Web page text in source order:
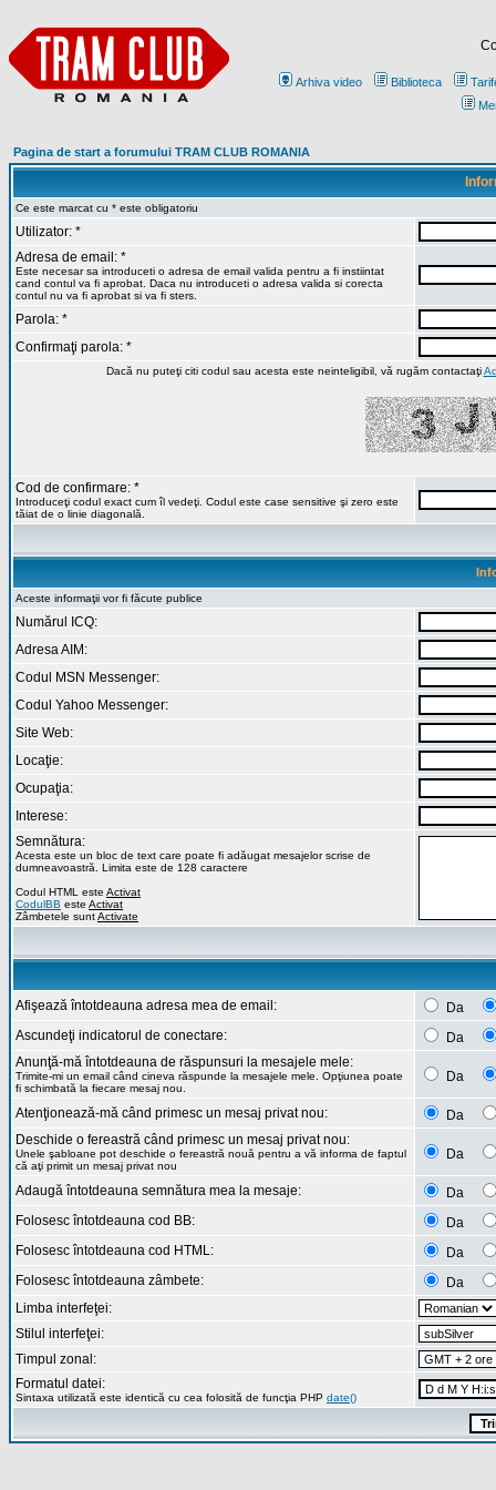
Arhiva video Biblioteca
Pagina de start a forumului TRAM CLUB ROMANIA
Ce este marcat cu * este obligatoriu
Utilizator: *
Adresa de email: *
Este necesar sa introduceti o adresa de email valida pentru a fi instiintat
cand contul va fi aprobat. Daca nu introduceti o adresa valida si corecta
contul nu va fi aprobat si va fi sters.
Parola: *
Confirmaţi parola: *
Dacă nu puteţi citi codul sau acesta este neinteligibil, vă rugăm contactaţi
Cod de confirmare: *
Introduceţi codul exact cum îl vedeţi. Codul este case sensitive şi zero este
tăiat de o linie diagonală.
Aceste informaţii vor fi făcute publice
Numărul ICQ:
Adresa AIM:
Codul MSN Messenger:
Codul Yahoo Messenger:
Site Web:
Locaţie:
Ocupaţia:
Interese:
Semnătura:
Acesta este un bloc de text care poate fi adăugat mesajelor scrise de
dumneavoastră. Limita este de 128 caractere
Codul HTML este Activat
CodulBB este Activat
Zâmbetele suntActivate
Afişează întotdeauna adresa mea de email:
Da
Ascundeţi indicatorul de conectare:
Da
Anunţă-mă întotdeauna de răspunsuri la mesajele mele:
Trimite-mi un email când cineva răspunde la mesajele mele. Opţiunea poate
fi schimbată la fiecare mesaj nou.
Da
Atenţionează-mă când primesc un mesaj privat nou:
Da
Deschide o fereastră când primesc un mesaj privat nou:
Unele şabloane pot deschide o fereastră nouă pentru a vă informa de faptul
că aţi primit un mesaj privat nou
Da
Adaugă întotdeauna semnătura mea la mesaje:
Da
Folosesc întotdeauna cod BB:
Da
Folosesc întotdeauna cod HTML:
Da
Folosesc întotdeauna zâmbete:
Da
Limba interfeţei:
Stilul interfeţei:
Timpul zonal:
Formatul datei:
Sintaxa utilizată este identică cu cea folosită de funcţia PHP date()